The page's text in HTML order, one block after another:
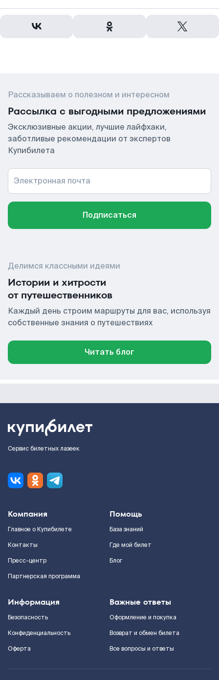
Рассказываем о полезном и интересном
Рассылка с выгодными предложениями
Эксклюзивные акции, лучшие лайфхаки,
заботливые рекомендации от экспертов
Купибилета
Электронная почта
Подписаться
Делимся классными идеями
Истории и хитрости
от путешественников
Каждый день строим маршруты для вас, используя
собственные знания о путешествиях
Читать блог
Сервис билетных лазеек
Компания
Главное о Купибилете
Контакты
Пресс-центр
Партнерская программа
Помощь
База знаний
Где мой билет
Блог
Информация
Безопасность
Конфиденциальность
Оферта
Важные ответы
Оформление и покупка
Возврат и обмен билета
Все вопросы и ответы